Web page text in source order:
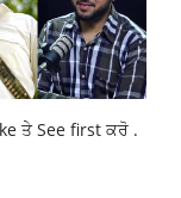
ਤੇ See first ਕਰੋ .